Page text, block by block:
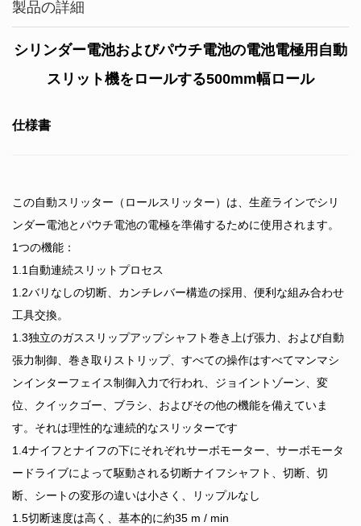
製品の詳細
シリンダー電池およびパウチ電池の電池電極用自動
スリット機をロールする500mm幅ロール
仕様書
この自動スリッター（ロールスリッター）は、生産ラインでシリ
ンダー電池とパウチ電池の電極を準備するために使用されます。
1つの機能：
1.1自動連続スリットプロセス
1.2バリなしの切断、カンチレバー構造の採用、便利な組み合わせ
工具交換。
1.3独立のガススリップアップシャフト巻き上げ張力、および自動
張力制御、巻き取りストリップ、すべての操作はすべてマンマシ
ンインターフェイス制御入力で行われ、ジョイントゾーン、変
位、クイックゴー、ブラシ、およびその他の機能を備えていま
す。それは理性的な連続的なスリッターです
1.4ナイフとナイフの下にそれぞれサーボモーター、サーボモータ
ードライブによって駆動される切断ナイフシャフト、切断、切
断、シートの変形の違いは小さく、リップルなし
1.5切断速度は高く、基本的に約35 m / min